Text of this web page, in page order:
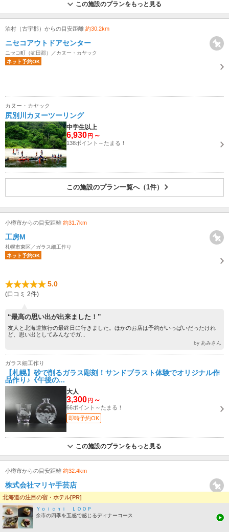
この施設のプランをもっと見る
泊村（古宇郡）からの目安距離 約30.2km
ニセコアウトドアセンター
ニセコ町（虻田郡）／カヌー・カヤック
ネット予約OK
カヌー・カヤック
尻別川カヌーツーリング
中学生以上
6,930 円 ～
138ポイント～たまる！
この施設のプラン一覧へ（1件）
小樽市からの目安距離 約31.7km
工房M
札幌市東区／ガラス細工作り
ネット予約OK
5.0
(口コミ 2件)
“最高の思い出が出来ました！”
友人と北海道旅行の最終日に行きました。ほかのお店は予約がいっぱいだったけれ
ど、思い出としてみんなでガ...
by あみさん
ガラス細工作り
【札幌】砂で削るガラス彫刻！サンドブラスト体験でオリジナル作
品作り♪《午後の...
大人
3,300 円 ～
66ポイント～たまる！
即時予約OK
この施設のプランをもっと見る
小樽市からの目安距離 約32.4km
株式会社マリヤ手芸店
札幌市中央区／アクセサリー作り
ネット予約OK
北海道の注目の宿・ホテル[PR]
Ｙｏｉｃｈｉ ＬＯＯＰ
余市の四季を五感で感じるディナーコース